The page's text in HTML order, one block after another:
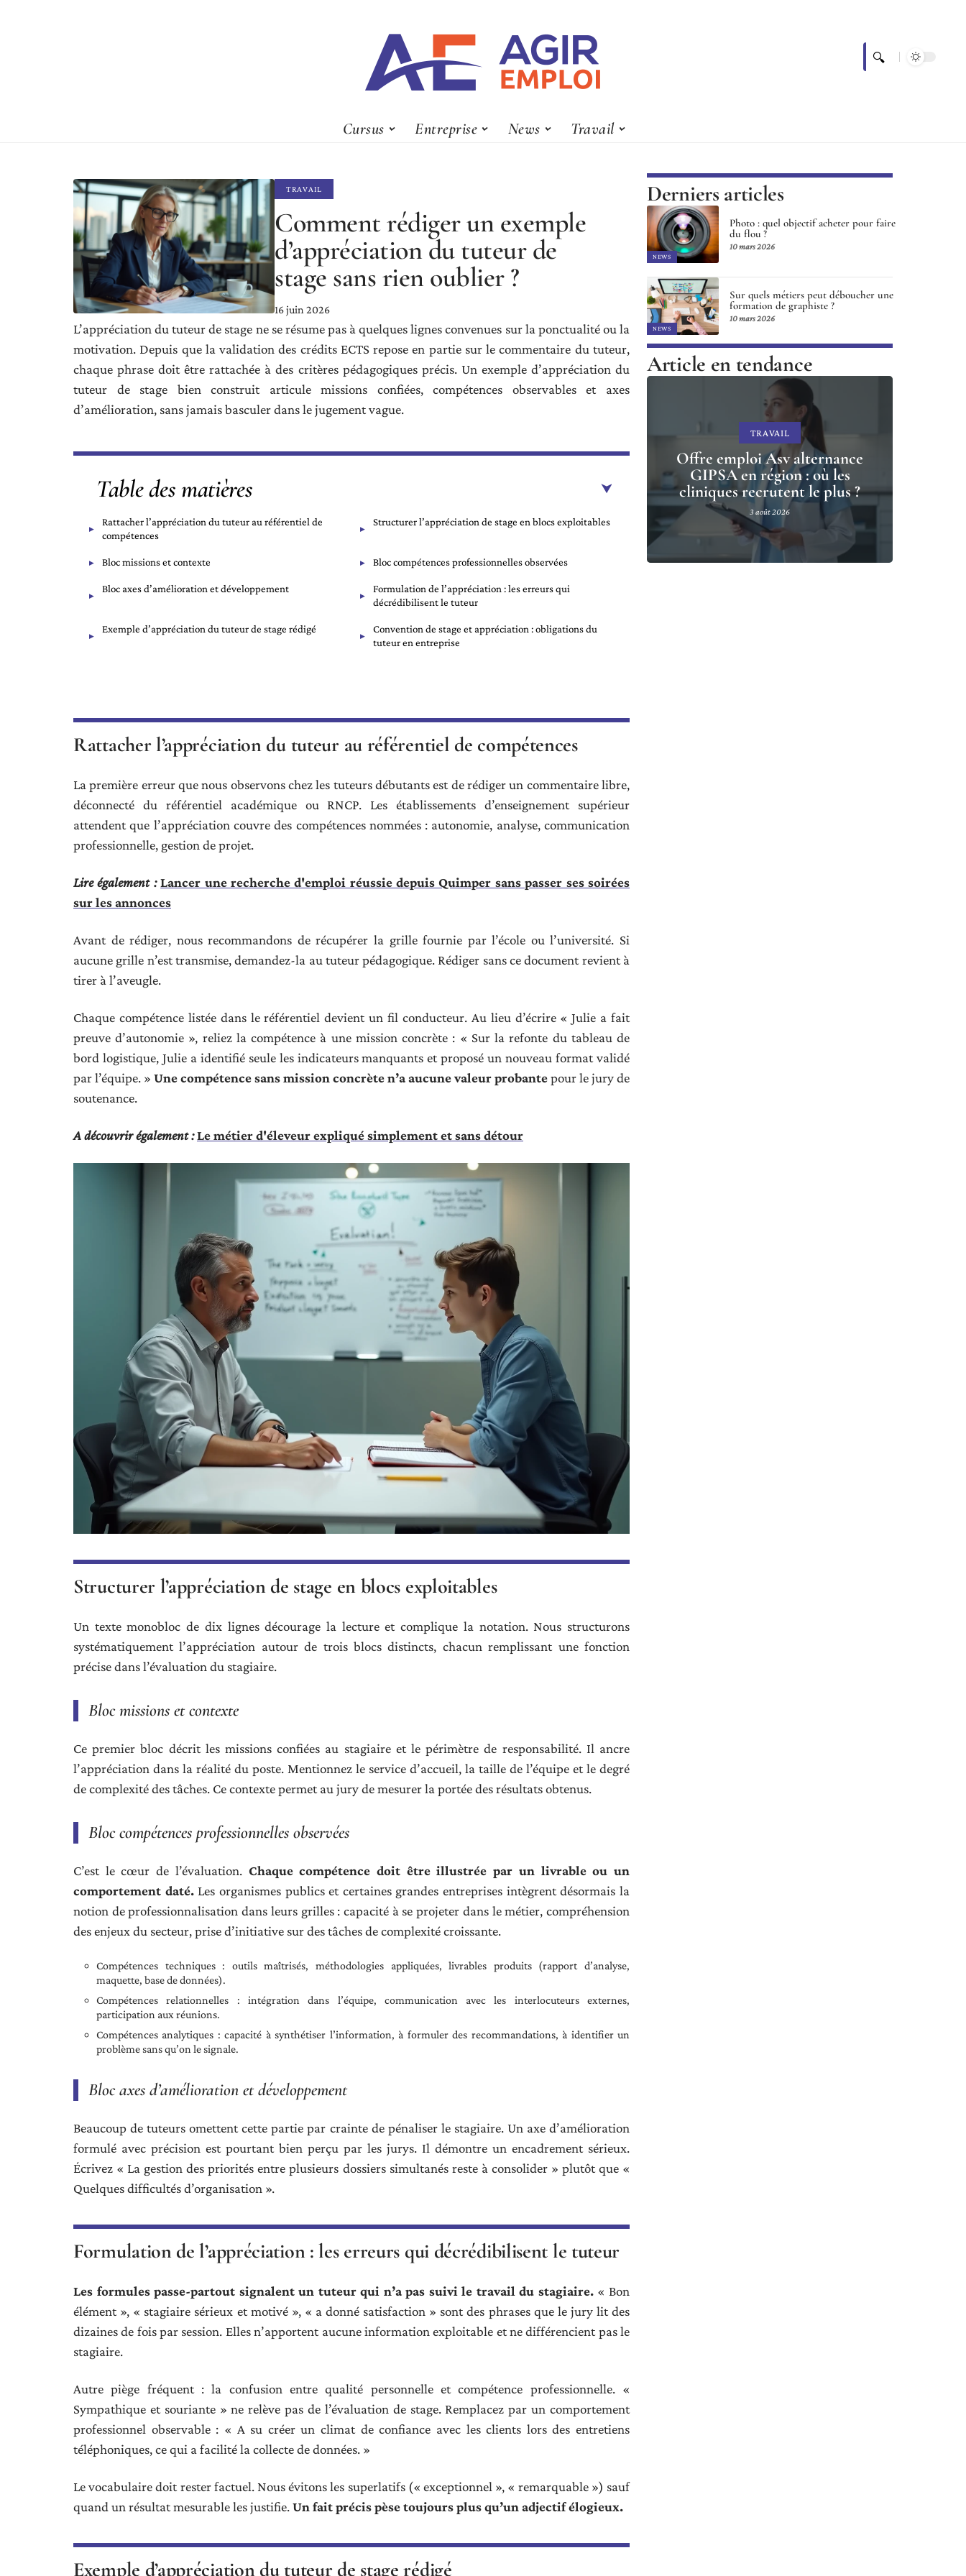
Cursus Entreprise News Travail
TRAVAIL
Comment rédiger un exemple
d’appréciation du tuteur de
stage sans rien oublier ?
16 juin 2026
L’appréciation du tuteur de stage ne se résume pas à quelques lignes convenues sur la ponctualité ou la
motivation. Depuis que la validation des crédits ECTS repose en partie sur le commentaire du tuteur,
chaque phrase doit être rattachée à des critères pédagogiques précis. Un exemple d’appréciation du
tuteur de stage bien construit articule missions confiées, compétences observables et axes
d’amélioration, sans jamais basculer dans le jugement vague.
Table des matières
Rattacher l’appréciation du tuteur au référentiel de
compétences
Structurer l’appréciation de stage en blocs exploitables
Bloc missions et contexte Bloc compétences professionnelles observées
Bloc axes d’amélioration et développement
Formulation de l’appréciation : les erreurs qui
décrédibilisent le tuteur
Exemple d’appréciation du tuteur de stage rédigé
Convention de stage et appréciation : obligations du
tuteur en entreprise
Rattacher l’appréciation du tuteur au référentiel de compétences
La première erreur que nous observons chez les tuteurs débutants est de rédiger un commentaire libre,
déconnecté du référentiel académique ou RNCP. Les établissements d’enseignement supérieur
attendent que l’appréciation couvre des compétences nommées : autonomie, analyse, communication
professionnelle, gestion de projet.
Lire également : Lancer une recherche d'emploi réussie depuis Quimper sans passer ses soirées
sur les annonces
Avant de rédiger, nous recommandons de récupérer la grille fournie par l’école ou l’université. Si
aucune grille n’est transmise, demandez-la au tuteur pédagogique. Rédiger sans ce document revient à
tirer à l’aveugle.
Chaque compétence listée dans le référentiel devient un fil conducteur. Au lieu d’écrire « Julie a fait
preuve d’autonomie », reliez la compétence à une mission concrète : « Sur la refonte du tableau de
bord logistique, Julie a identifié seule les indicateurs manquants et proposé un nouveau format validé
par l’équipe. » Une compétence sans mission concrète n’a aucune valeur probantepour le jury de
soutenance.
A découvrir également :Le métier d'éleveur expliqué simplement et sans détour
Structurer l’appréciation de stage en blocs exploitables
Un texte monobloc de dix lignes décourage la lecture et complique la notation. Nous structurons
systématiquement l’appréciation autour de trois blocs distincts, chacun remplissant une fonction
précise dans l’évaluation du stagiaire.
Bloc missions et contexte
Ce premier bloc décrit les missions confiées au stagiaire et le périmètre de responsabilité. Il ancre
l’appréciation dans la réalité du poste. Mentionnez le service d’accueil, la taille de l’équipe et le degré
de complexité des tâches. Ce contexte permet au jury de mesurer la portée des résultats obtenus.
Bloc compétences professionnelles observées
C’est le cœur de l’évaluation. Chaque compétence doit être illustrée par un livrable ou un
comportement daté.Les organismes publics et certaines grandes entreprises intègrent désormais la
notion de professionnalisation dans leurs grilles : capacité à se projeter dans le métier, compréhension
des enjeux du secteur, prise d’initiative sur des tâches de complexité croissante.
Compétences techniques : outils maîtrisés, méthodologies appliquées, livrables produits (rapport d’analyse,
maquette, base de données).
Compétences relationnelles : intégration dans l’équipe, communication avec les interlocuteurs externes,
participation aux réunions.
Compétences analytiques : capacité à synthétiser l’information, à formuler des recommandations, à identifier un
problème sans qu’on le signale.
Bloc axes d’amélioration et développement
Beaucoup de tuteurs omettent cette partie par crainte de pénaliser le stagiaire. Un axe d’amélioration
formulé avec précision est pourtant bien perçu par les jurys. Il démontre un encadrement sérieux.
Écrivez « La gestion des priorités entre plusieurs dossiers simultanés reste à consolider » plutôt que «
Quelques difficultés d’organisation ».
Formulation de l’appréciation : les erreurs qui décrédibilisent le tuteur
Les formules passe-partout signalent un tuteur qui n’a pas suivi le travail du stagiaire.« Bon
élément », « stagiaire sérieux et motivé », « a donné satisfaction » sont des phrases que le jury lit des
dizaines de fois par session. Elles n’apportent aucune information exploitable et ne différencient pas le
stagiaire.
Autre piège fréquent : la confusion entre qualité personnelle et compétence professionnelle. «
Sympathique et souriante » ne relève pas de l’évaluation de stage. Remplacez par un comportement
professionnel observable : « A su créer un climat de confiance avec les clients lors des entretiens
téléphoniques, ce qui a facilité la collecte de données. »
Le vocabulaire doit rester factuel. Nous évitons les superlatifs (« exceptionnel », « remarquable ») sauf
quand un résultat mesurable les justifie.Un fait précis pèse toujours plus qu’un adjectif élogieux.
Exemple d’appréciation du tuteur de stage rédigé
Derniers articles
NEWS
Photo : quel objectif acheter pour faire
du flou ?
10 mars 2026
NEWS
Sur quels métiers peut déboucher une
formation de graphiste ?
10 mars 2026
Article en tendance
TRAVAIL
Offre emploi Asv alternance
GIPSA en région : où les
cliniques recrutent le plus ?
3 août 2026